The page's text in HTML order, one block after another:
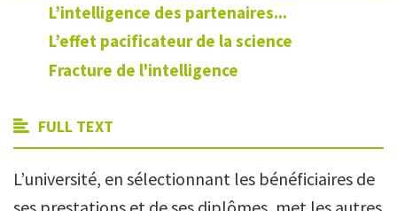
L’intelligence des partenaires...
L’effet pacificateur de la science
Fracture de l'intelligence
FULL TEXT
L’université, en sélectionnant les bénéficiaires de